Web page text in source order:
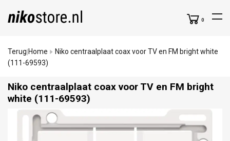
0
Terug Home
Niko centraalplaat coax voor TV en FM bright white
(111-69593)
Niko centraalplaat coax voor TV en FM bright
white (111-69593)